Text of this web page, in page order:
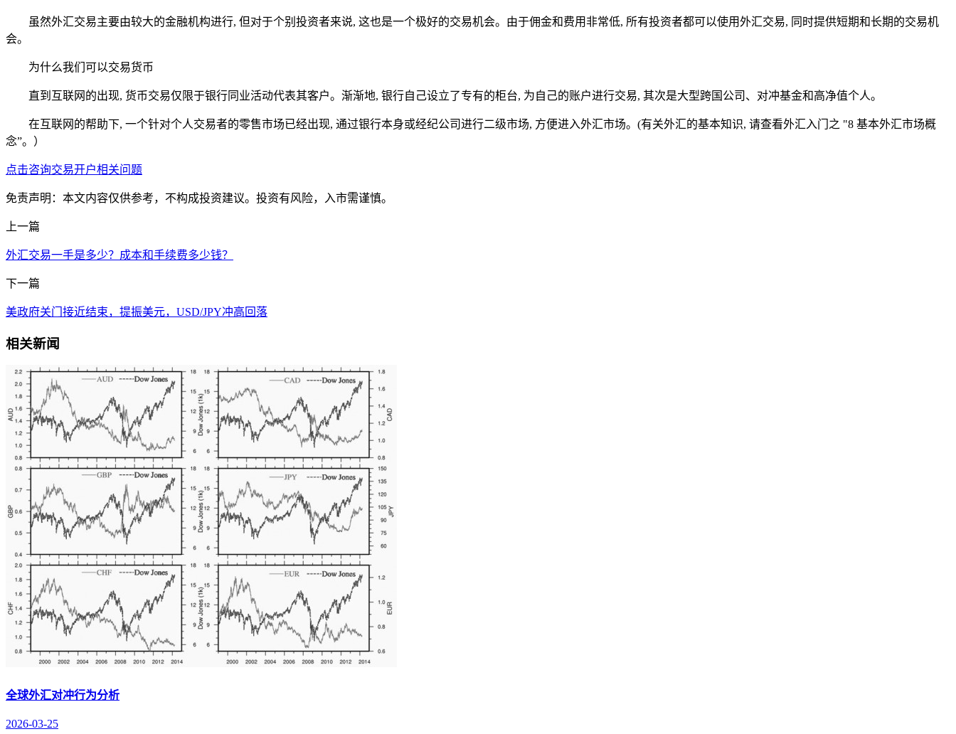
虽然外汇交易主要由较大的金融机构进行, 但对于个别投资者来说, 这也是一个极好的交易机会。由于佣金和费用非常低, 所有投资者都可以使用外汇交易, 同时提供短期和长期的交易机
会。
为什么我们可以交易货币
直到互联网的出现, 货币交易仅限于银行同业活动代表其客户。渐渐地, 银行自己设立了专有的柜台, 为自己的账户进行交易, 其次是大型跨国公司、对冲基金和高净值个人。
在互联网的帮助下, 一个针对个人交易者的零售市场已经出现, 通过银行本身或经纪公司进行二级市场, 方便进入外汇市场。(有关外汇的基本知识, 请查看外汇入门之 "8 基本外汇市场概
念”。）
点击咨询交易开户相关问题
免责声明：本文内容仅供参考，不构成投资建议。投资有风险，入市需谨慎。
上一篇
外汇交易一手是多少？成本和手续费多少钱？
下一篇
美政府关门接近结束，提振美元，USD/JPY冲高回落
相关新闻
全球外汇对冲行为分析
2026-03-25